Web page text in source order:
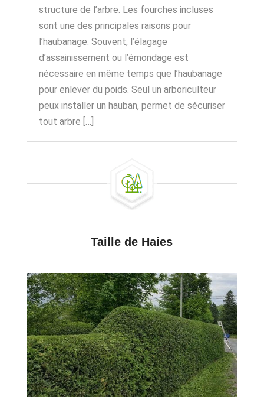
structure de l’arbre. Les fourches incluses
sont une des principales raisons pour
l’haubanage. Souvent, l’élagage
d’assainissement ou l’émondage est
nécessaire en même temps que l’haubanage
pour enlever du poids. Seul un arboriculteur
peux installer un hauban, permet de sécuriser
tout arbre […]
Taille de Haies